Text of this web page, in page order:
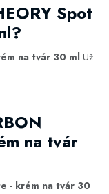
Spot
na tvár 30 ml Už
na tvár
- krém na tvár 30